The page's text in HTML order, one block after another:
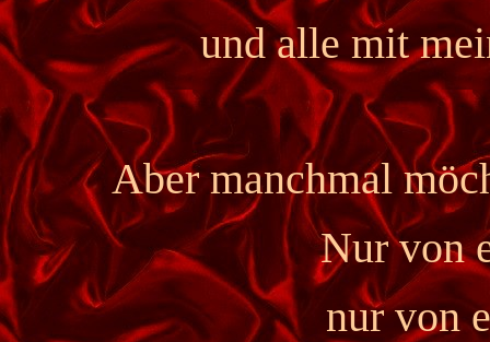
und alle mit
Aber manchmal
Nur von
nur von